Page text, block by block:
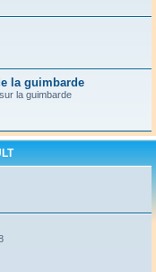
la guimbarde
la guimbarde